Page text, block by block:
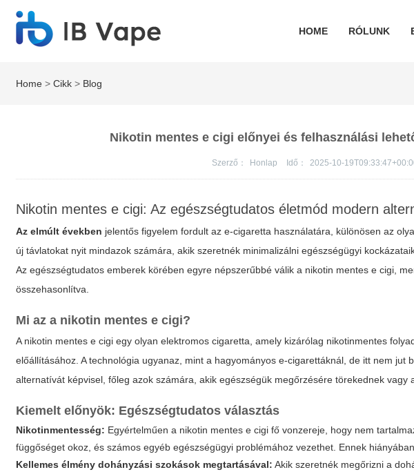
HOME RÓLUNK
Home >Cikk > Blog
Nikotin mentes e cigi előnyei és felhasználási
Szerző： Honlap Idő： 2025-10-
Nikotin mentes e cigi: Az egészségtudatos életmód modern
Az elmúlt években jelentős figyelem fordult az e-cigaretta használatára, különösen az
új távlatokat nyit mindazok számára, akik szeretnék minimalizálni egészségügyi
Az egészségtudatos emberek körében egyre népszerűbbé válik a nikotin mentes e cigi ,
összehasonlítva.
Mi az a nikotin mentes e cigi?
A nikotin mentes e cigi egy olyan elektromos cigaretta, amely kizárólag nikotinmentes
előállításához. A technológia ugyanaz, mint a hagyományos e-cigarettáknál, de itt nem jut
alternatívát képvisel, főleg azok számára, akik egészségük megőrzésére törekednek vagy
Kiemelt előnyök: Egészségtudatos választás
Nikotinmentesség: Egyértelműen a nikotin mentes e cigi fő vonzereje, hogy nem
függőséget okoz, és számos egyéb egészségügyi problémához vezethet. Ennek
Kellemes élmény dohányzási szokások megtartásával: Akik szeretnék megőrizni a